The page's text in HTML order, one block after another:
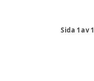
Sida 1av1